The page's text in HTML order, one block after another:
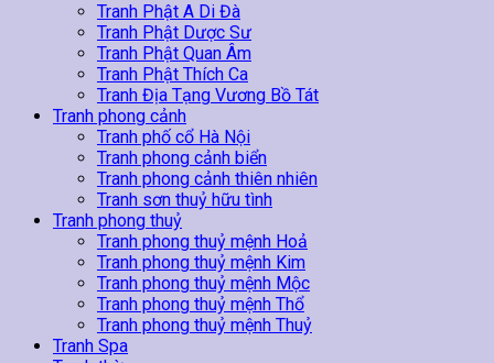
Tranh Phật A Di Đà
Tranh Phật Dược Sư
Tranh Phật Quan Âm
Tranh Phật Thích Ca
Tranh Địa Tạng Vương Bồ Tát
Tranh phong cảnh
Tranh phố cổ Hà Nội
Tranh phong cảnh biển
Tranh phong cảnh thiên nhiên
Tranh sơn thuỷ hữu tình
Tranh phong thuỷ
Tranh phong thuỷ mệnh Hoả
Tranh phong thuỷ mệnh Kim
Tranh phong thuỷ mệnh Mộc
Tranh phong thuỷ mệnh Thổ
Tranh phong thuỷ mệnh Thuỷ
Tranh Spa